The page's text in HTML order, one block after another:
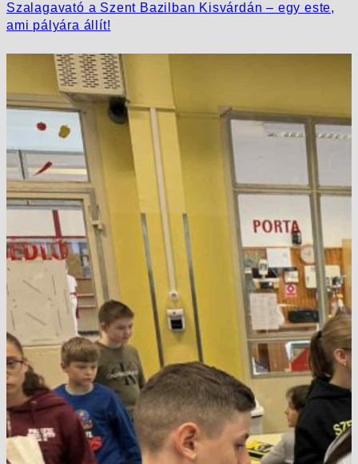
Szalagavató a Szent Bazilban Kisvárdán – egy este,
ami pályára állít!